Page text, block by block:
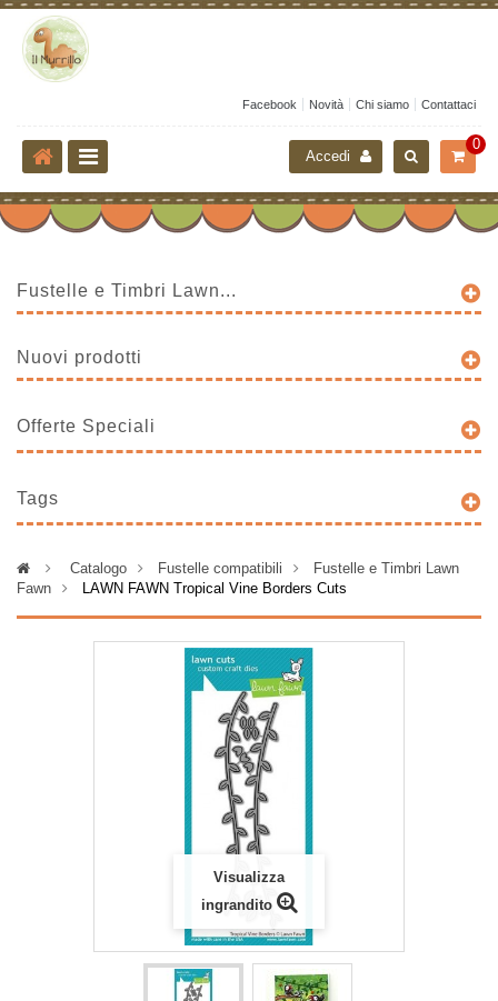
Facebook Novità Chi siamo Contattaci
0
Accedi
Fustelle e Timbri Lawn...
Nuovi prodotti
Offerte Speciali
Tags
> Catalogo > Fustelle compatibili >
Fustelle e Timbri Lawn
Fawn
> LAWN FAWN Tropical Vine Borders Cuts
Visualizza
ingrandito